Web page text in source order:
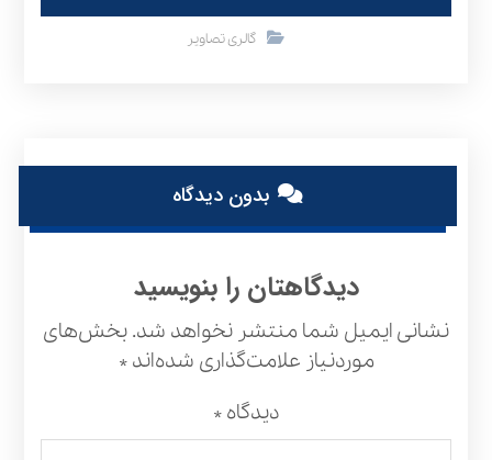
گالری تصاویر
بدون دیدگاه
دیدگاهتان را بنویسید
نشانی ایمیل شما منتشر نخواهد شد.بخش‌های
موردنیاز علامت‌گذاری شده‌اند*
دیدگاه*